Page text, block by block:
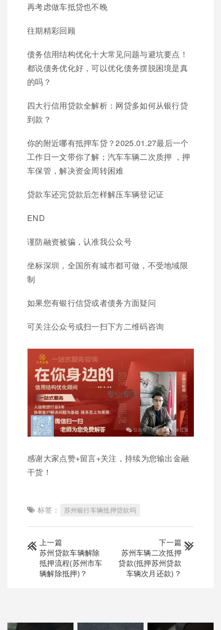
再考虑做车抵贷也不晚
往期精彩回顾
债务信用结构优化十大常见问题与避坑要点！
都说债务优化好，可以优化债务摆脱困境是真
的吗？
四大行信用贷款全解析：网贷多如何从银行贷
到款？
你的附近哪有抵押车贷？2025.01.27最后一个
工作日一文带你了解；汽车车辆二次质押 ，押
车保管，解决资金周转困难
贷款车还完贷款后怎样解压车辆登记证
END
谨防融资被骗，认准我公众号
坐标深圳，全国所有城市都可做，不受地域限
制
如果您有银行信贷或者债务方面疑问
可关注公众号或扫一扫下方二维码咨询
感谢大家点赞+留言+关注，持续为您输出金融
干货！
标签： 苏州银行车辆抵押贷款吗
上一篇
苏州贷款车辆解除
抵押流程(苏州市车
辆解除抵押)？
下一篇
苏州车辆二次抵押
贷款(抵押苏州贷款
车辆次月还款)？